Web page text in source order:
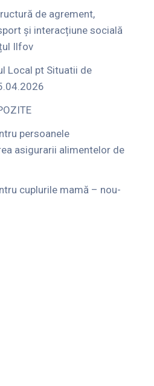
de agrement,
și interacțiune socială
Ilfov
Local pt Situatii de
persoanele
asigurarii alimentelor de
cuplurile mamă – nou-